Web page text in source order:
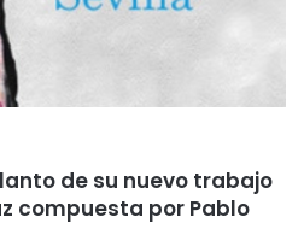
de su nuevo trabajo
compuesta por Pablo